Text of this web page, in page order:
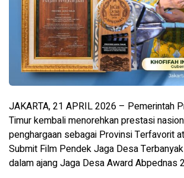
JAKARTA, 21 APRIL 2026 – Pemerintah
Timur kembali menorehkan prestasi
penghargaan sebagai Provinsi Terfavorit
Submit Film Pendek Jaga Desa
dalam ajang Jaga Desa Award Abpednas